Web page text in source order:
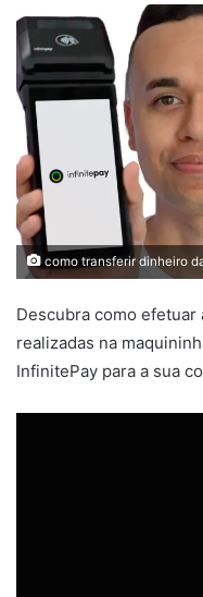
como transferir dinheiro
Descubra como efetuar
realizadas na
InfinitePay para a sua